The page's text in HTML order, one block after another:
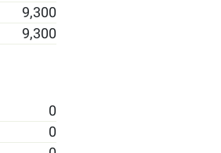
9,300
9,300
0
0